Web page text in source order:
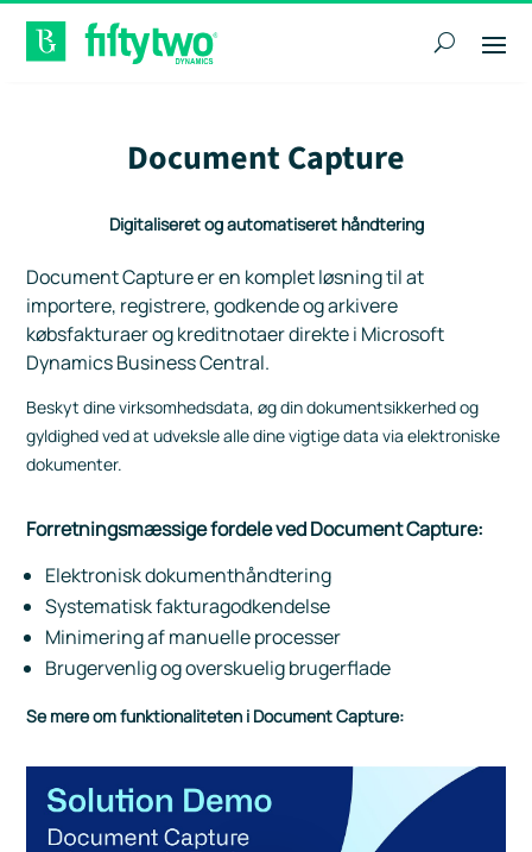
Document Capture
Digitaliseret og automatiseret håndtering
Document Capture er en komplet løsning til at
importere, registrere, godkende og arkivere
købsfakturaer og kreditnotaer direkte i Microsoft
Dynamics Business Central.
Beskyt dine virksomhedsdata, øg din dokumentsikkerhed og
gyldighed ved at udveksle alle dine vigtige data via elektroniske
dokumenter.
Forretningsmæssige fordele ved Document Capture:
Elektronisk dokumenthåndtering
Systematisk fakturagodkendelse
Minimering af manuelle processer
Brugervenlig og overskuelig brugerflade
Se mere om funktionaliteten i Document Capture: